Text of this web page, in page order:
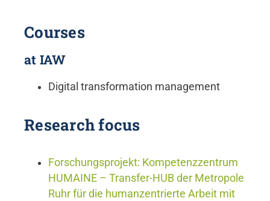
Courses
at IAW
Digital transformation management
Research focus
Forschungsprojekt: Kompetenzzentrum
HUMAINE – Transfer-HUB der Metropole
Ruhr für die humanzentrierte Arbeit mit